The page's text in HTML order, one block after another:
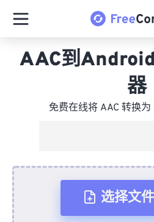
AAC到
器
免费在线将 AAC 转换为
选择文件